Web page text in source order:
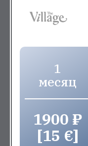
1
месяц
1900 ₽
[15 €]